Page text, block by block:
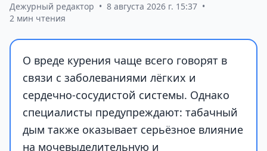
Дежурный редактор • 8 августа 2026 г. 15:37 •
2 мин чтения
О вреде курения чаще всего говорят в
связи с заболеваниями лёгких и
сердечно-сосудистой системы. Однако
специалисты предупреждают: табачный
дым также оказывает серьёзное влияние
на мочевыделительную и